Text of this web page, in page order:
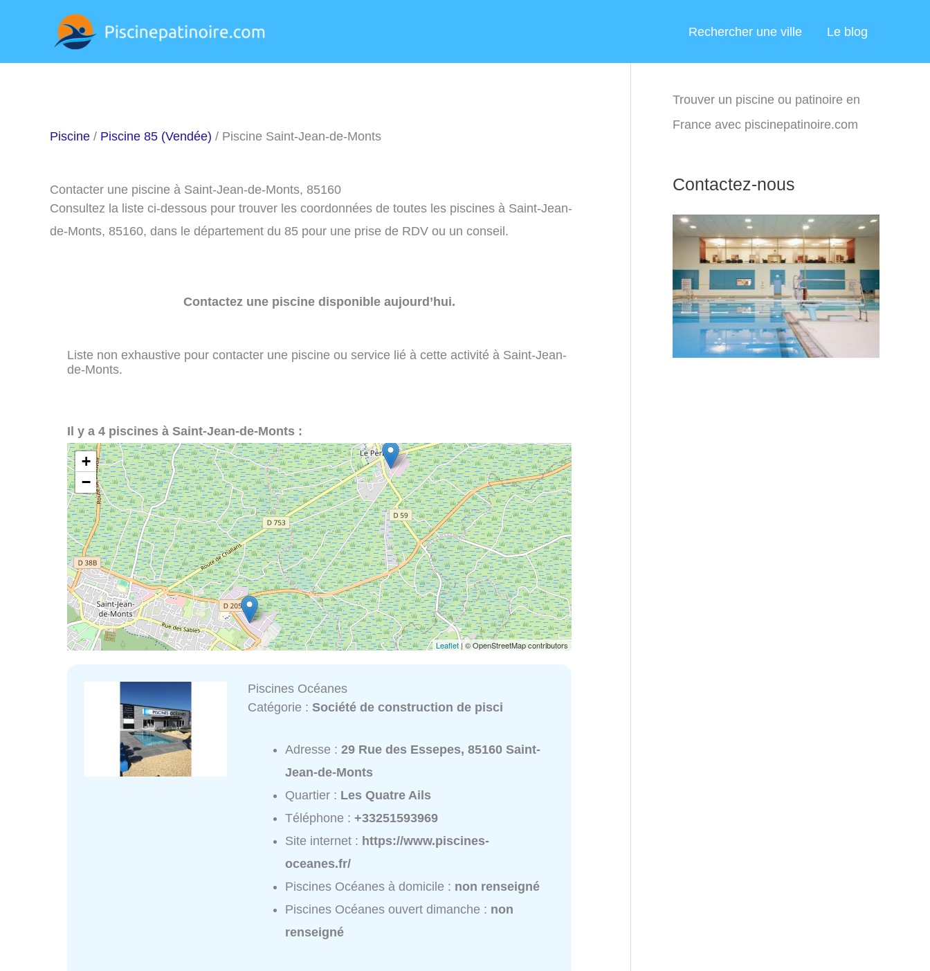
Rechercher une ville Le blog
Piscine / Piscine 85 (Vendée) / Piscine Saint-Jean-de-Monts
Contacter une piscine à Saint-Jean-de-Monts, 85160
Consultez la liste ci-dessous pour trouver les coordonnées de toutes les piscines à Saint-Jean-
de-Monts, 85160, dans le département du 85 pour une prise de RDV ou un conseil.
Contactez une piscine disponible aujourd’hui.
Liste non exhaustive pour contacter une piscine ou service lié à cette activité à Saint-Jean-
de-Monts.
Il y a 4 piscines à Saint-Jean-de-Monts :
+
−
Leaflet| © OpenStreetMap contributors
Piscines Océanes
Catégorie :Société de construction de pisci
Adresse :29 Rue des Essepes, 85160 Saint-
Jean-de-Monts
Quartier : Les Quatre Ails
Téléphone :+33251593969
Site internet : https://www.piscines-
oceanes.fr/
Piscines Océanes à domicile : non renseigné
Piscines Océanes ouvert dimanche : non
renseigné
Trouver un piscine ou patinoire en
France avec piscinepatinoire.com
Contactez-nous